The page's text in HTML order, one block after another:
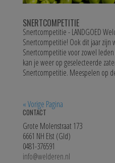
SNERTCOMPETITIE
Snertcompetitie - LANDGOED
Snertcompetitie! Ook dit jaar zijn
Snertcompetitie voor zowel
kan je weer op geselecteerde
Snertcompetitie. Meespelen op
« Vorige Pagina
CONTACT
Grote Molenstraat 173
6661 NH Elst (Gld)
0481-376591
info@welderen.nl